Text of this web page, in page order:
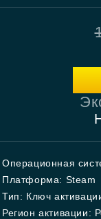
Операционная
Платформа: Steam
Тип: Ключ
Регион активации: